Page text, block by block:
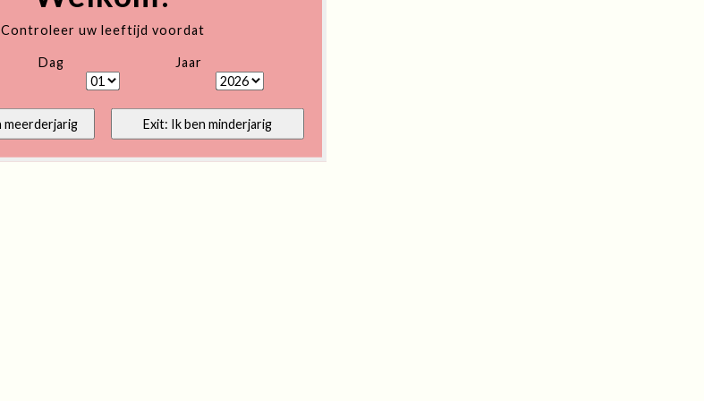
Controleer uw leeftijd voordat
Dag Jaar